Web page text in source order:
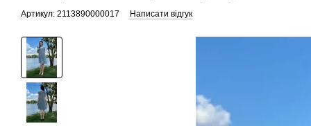
Артикул: 2113890000017 Написати відгук